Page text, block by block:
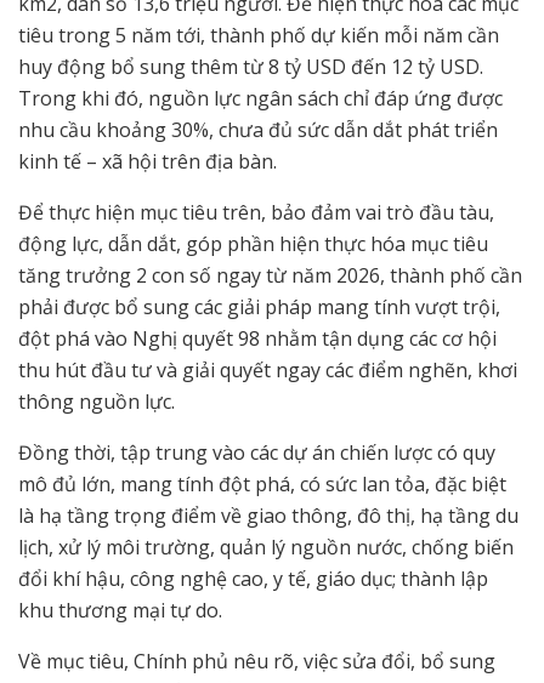
tiêu trong 5 năm tới, thành phố dự kiến mỗi năm cần
huy động bổ sung thêm từ 8 tỷ USD đến 12 tỷ USD.
Trong khi đó, nguồn lực ngân sách chỉ đáp ứng được
nhu cầu khoảng 30%, chưa đủ sức dẫn dắt phát triển
kinh tế – xã hội trên địa bàn.
Để thực hiện mục tiêu trên, bảo đảm vai trò đầu tàu,
động lực, dẫn dắt, góp phần hiện thực hóa mục tiêu
tăng trưởng 2 con số ngay từ năm 2026, thành phố cần
phải được bổ sung các giải pháp mang tính vượt trội,
đột phá vào Nghị quyết 98 nhằm tận dụng các cơ hội
thu hút đầu tư và giải quyết ngay các điểm nghẽn, khơi
thông nguồn lực.
Đồng thời, tập trung vào các dự án chiến lược có quy
mô đủ lớn, mang tính đột phá, có sức lan tỏa, đặc biệt
là hạ tầng trọng điểm về giao thông, đô thị, hạ tầng du
lịch, xử lý môi trường, quản lý nguồn nước, chống biến
đổi khí hậu, công nghệ cao, y tế, giáo dục; thành lập
khu thương mại tự do.
Về mục tiêu, Chính phủ nêu rõ, việc sửa đổi, bổ sung